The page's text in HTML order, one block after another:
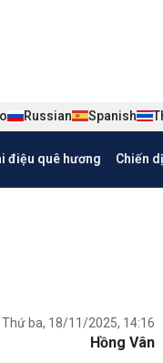
Russian Spanish
điệu quê hương Chiến
Thứ ba, 18/11/2025, 14:16
Hồng Vân